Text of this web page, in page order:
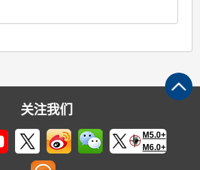
关注我们
M5.0+
M6.0+